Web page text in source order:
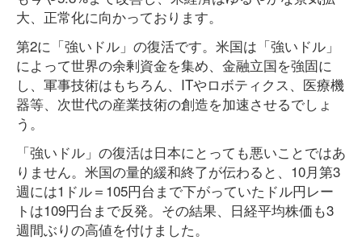
大、正常化に向かっております。
第2に「強いドル」の復活です。米国は「強いドル」
によって世界の余剰資金を集め、金融立国を強固に
し、軍事技術はもちろん、ITやロボティクス、医療機
器等、次世代の産業技術の創造を加速させるでしょ
う。
「強いドル」の復活は日本にとっても悪いことではあ
りません。米国の量的緩和終了が伝わると、10月第3
週には1ドル＝105円台まで下がっていたドル円レー
トは109円台まで反発。その結果、日経平均株価も3
週間ぶりの高値を付けました。